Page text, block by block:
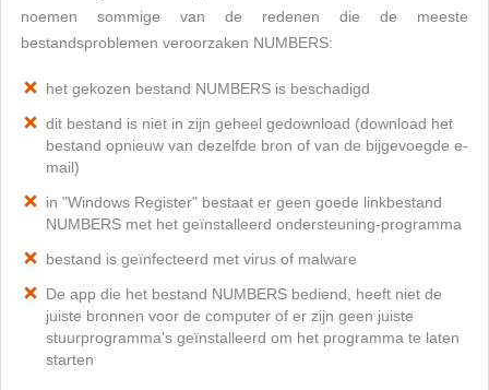
noemen sommige van de redenen die de meeste
bestandsproblemen veroorzaken NUMBERS:
het gekozen bestand NUMBERS is beschadigd
dit bestand is niet in zijn geheel gedownload (download het
bestand opnieuw van dezelfde bron of van de bijgevoegde e-
mail)
in "Windows Register" bestaat er geen goede linkbestand
NUMBERS met het geïnstalleerd ondersteuning-programma
bestand is geïnfecteerd met virus of malware
De app die het bestand NUMBERS bediend, heeft niet de
juiste bronnen voor de computer of er zijn geen juiste
stuurprogramma's geïnstalleerd om het programma te laten
starten